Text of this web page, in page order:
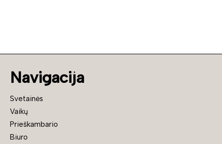
Navigacija
Svetainės
Vaikų
Prieškambario
Biuro